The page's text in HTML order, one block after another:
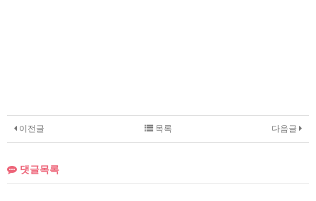
이전글 다음글
목록
댓글목록